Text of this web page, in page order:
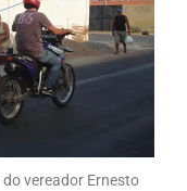
vereador Ernesto